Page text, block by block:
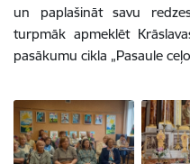
un paplašināt savu
turpmāk apmeklēt
pasākumu cikla „Pasaule